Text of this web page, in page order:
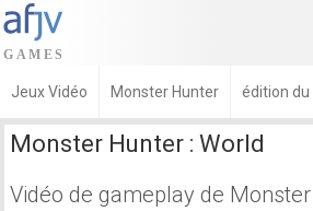
Jeux Vidéo Monster Hunter édition du
Monster Hunter : World
Vidéo de gameplay de